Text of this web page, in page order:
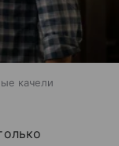
качели